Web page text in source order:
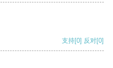
支持[0] 反对[0]